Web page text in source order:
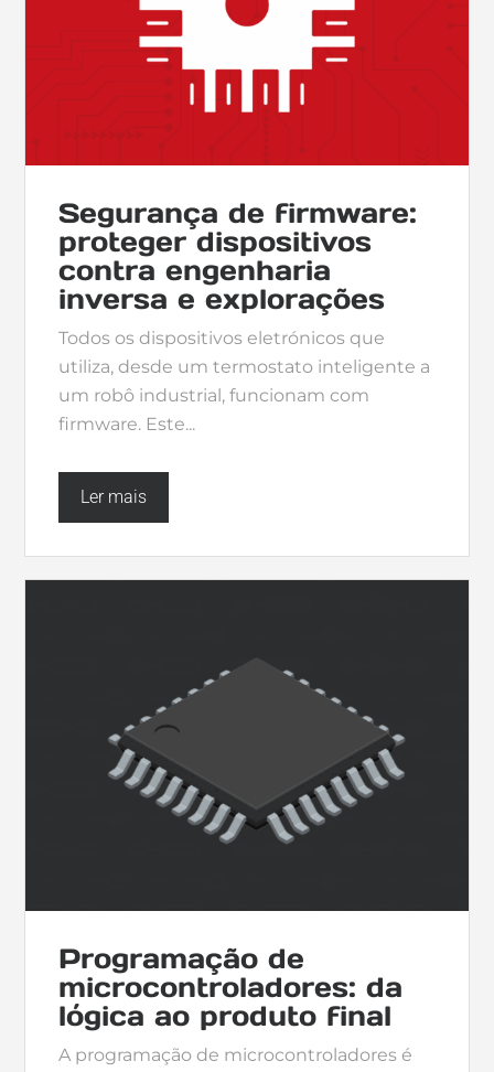
Segurança de firmware:
proteger dispositivos
contra engenharia
inversa e explorações
Todos os dispositivos eletrónicos que
utiliza, desde um termostato inteligente a
um robô industrial, funcionam com
firmware. Este...
Ler mais
Programação de
microcontroladores: da
lógica ao produto final
A programação de microcontroladores é